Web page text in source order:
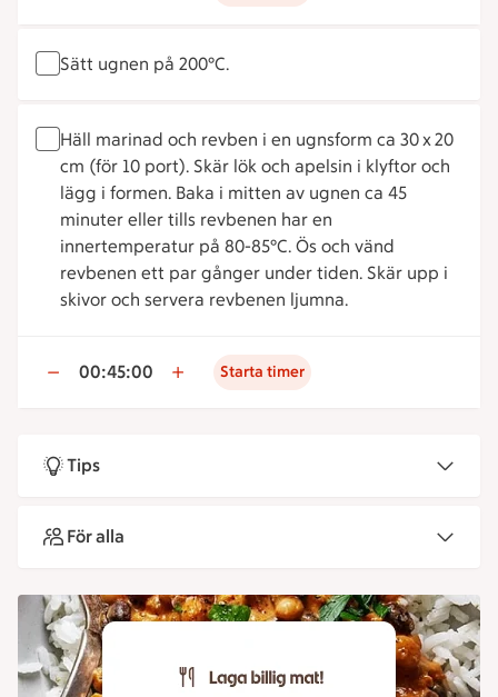
Sätt ugnen på 200°C.
Häll marinad och revben i en ugnsform ca 30 x 20
cm (för 10 port). Skär lök och apelsin i klyftor och
lägg i formen. Baka i mitten av ugnen ca 45
minuter eller tills revbenen har en
innertemperatur på 80-85°C. Ös och vänd
revbenen ett par gånger under tiden. Skär upp i
skivor och servera revbenen ljumna.
00:45:00 Starta timer
Tips
För alla